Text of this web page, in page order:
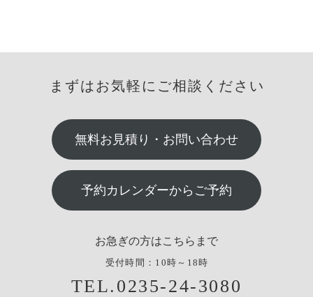
まずはお気軽にご相談ください
無料お見積り・お問い合わせ
予約カレンダーからご予約
お急ぎの方はこちらまで
受付時間：10時～18時
TEL.0235-24-3080